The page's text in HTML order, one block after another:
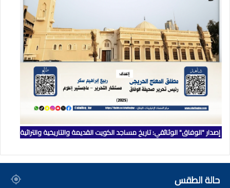
إصدار "الوفاق" الوثائقي: تاريخ مساجد الكويت القديمة والتاريخية والتراثية
حالة الطقس